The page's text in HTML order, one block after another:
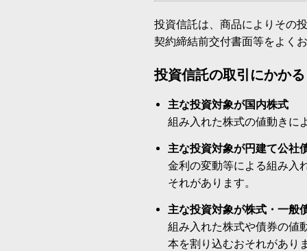
投資信託は、商品によりその
契約締結前交付書面等をよく
投資信託の取引にかか
主な投資対象が国内株式
組み入れた株式の値動きに
主な投資対象が円建て公社
金利の変動等による組み入
それがあります。
主な投資対象が株式・一般
組み入れた株式や債券の値
本を割り込むおそれがあり